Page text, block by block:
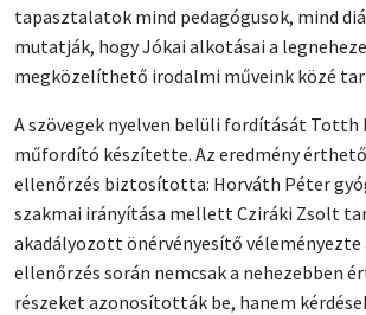
tapasztalatok mind pedagógusok, mind
mutatják, hogy Jókai alkotásai a
megközelíthető irodalmi műveink közé
A szövegek nyelven belüli fordítását Totth
műfordító készítette. Az eredmény
ellenőrzés biztosította: Horváth Péter
szakmai irányítása mellett Cziráki Zsolt
akadályozott önérvényesítő véleményezte
ellenőrzés során nemcsak a nehezebben
részeket azonosították be, hanem